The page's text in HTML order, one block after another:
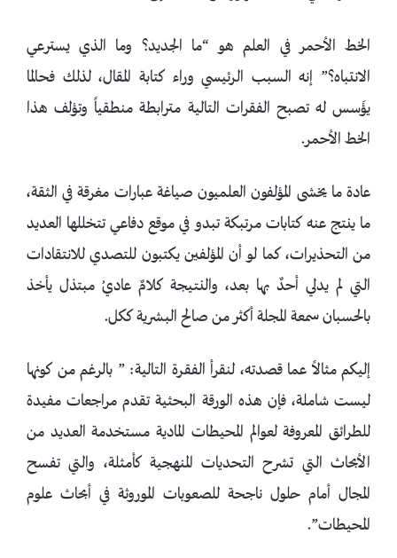
الخط الأحمر في العلم هو “ما الجديد؟ وما الذي يسترعي
الانتباه؟” إنه السبب الرئيسي وراء كتابة المقال، لذلك فحالما
يؤَسس له تصبح الفقرات التالية مترابطة منطقياً وتؤلف هذا
الخط الأحمر.
عادة ما يخشى المؤلفون العلميون صياغة عبارات مغرقة في الثقة،
ما ينتج عنه كتابات مرتبكة تبدو في موقع دفاعي تتخللها العديد
من التحذيرات، كما لو أن المؤلفين يكتبون للتصدي للانتقادات
التي لم يدلي أحدٌ بها بعد، والنتيجة كلامٌ عاديُ مبتذل يأخذ
بالحسبان سمعة المجلة أكثر من صالح البشرية ككل.
إليكم مثالاً عما قصدته، لنقرأ الفقرة التالية: ” بالرغم من كونها
ليست شاملة، فإن هذه الورقة البحثية تقدم مراجعات مفيدة
للطرائق المعروفة لعوالم المحيطات المادية مستخدمة العديد من
الأبحاث التي تشرح التحديات المنهجية كأمثلة، والتي تفسح
المجال أمام حلول ناجحة للصعوبات الموروثة في أبحاث علوم
المحيطات”.